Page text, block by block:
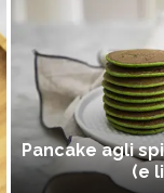
Pancake agli
(e